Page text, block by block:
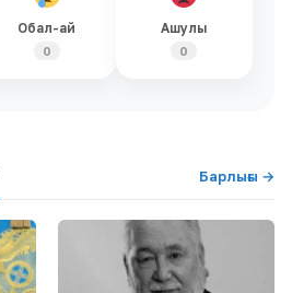
Обал-ай
0
Ашулы
0
Барлығы →